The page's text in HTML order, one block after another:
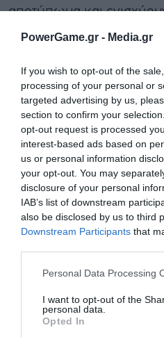
PowerGame.gr - Media.gr
If you wish to opt-out of the
processing of your personal or
targeted advertising by us,
section to confirm your
opt-out request is processed
interest-based ads based on
us or personal information
your opt-out. You may
disclosure of your personal
IAB’s list of downstream
also be disclosed by us to third
Downstream Participants that
Personal Data Processing
I want to opt-out of the
personal data.
Opted In
αποτύπωμα και
τοπική κοινότητα.
Στο πλαίσιο της
Μαρίνα Γουβιών
επιτόπια εγκατάσταση
σηματοδοτώντας το
Marin στην Ελλάδα. Το
ισχύος 100 kWp
167 MWh καθαρής
ετησίως, καλύπτοντας
Από την πλευρά της η
of Sustainability, Health
Εγγραφή